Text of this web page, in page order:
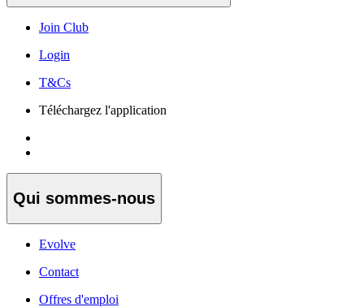
Join Club
Login
T&Cs
Téléchargez l'application
Qui sommes-nous
Evolve
Contact
Offres d'emploi